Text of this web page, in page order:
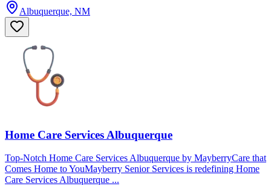
Albuquerque, NM
Home Care Services Albuquerque
Top-Notch Home Care Services Albuquerque by MayberryCare that
Comes Home to YouMayberry Senior Services is redefining Home
Care Services Albuquerque ...